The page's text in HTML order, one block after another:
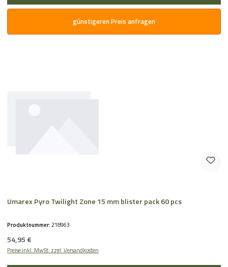
günstigeren Preis anfragen
Umarex Pyro Twilight Zone 15 mm blister pack 60 pcs
Produktnummer:218963
Regulärer Preis:
54,95 €
Preise inkl. MwSt. zzgl. Versandkosten